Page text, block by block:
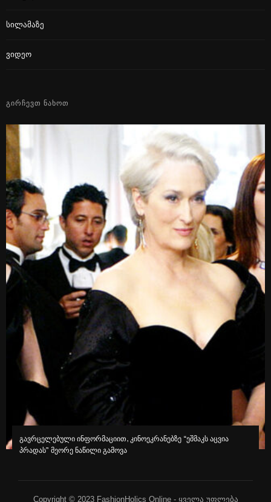
Სილამაზე
Ვიდეო
ᲒᲘᲠᲩᲔᲕᲗ ᲜᲐᲮᲝᲗ
გავრცელებული ინფორმაციით, კინოეკრანებზე “ეშმაკს აცვია
პრადას” მეორე ნაწილი გამოვა
Copyright © 2023 FashionHolics Online - ყველა უფლება